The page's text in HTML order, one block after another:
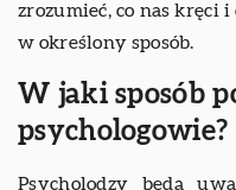
zrozumieć, co nas kręci
w określony sposób.
W jaki sposób
psychologowie?
Psycholodzy będą